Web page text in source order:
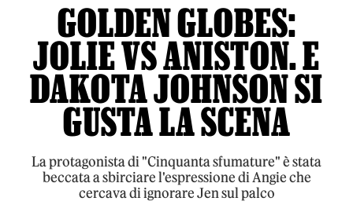
GOLDEN GLOBES:
JOLIE VS ANISTON. E
DAKOTA JOHNSON SI
GUSTA LA SCENA
La protagonista di "Cinquanta sfumature" è stata
beccata a sbirciare l'espressione di Angie che
cercava di ignorare Jen sul palco